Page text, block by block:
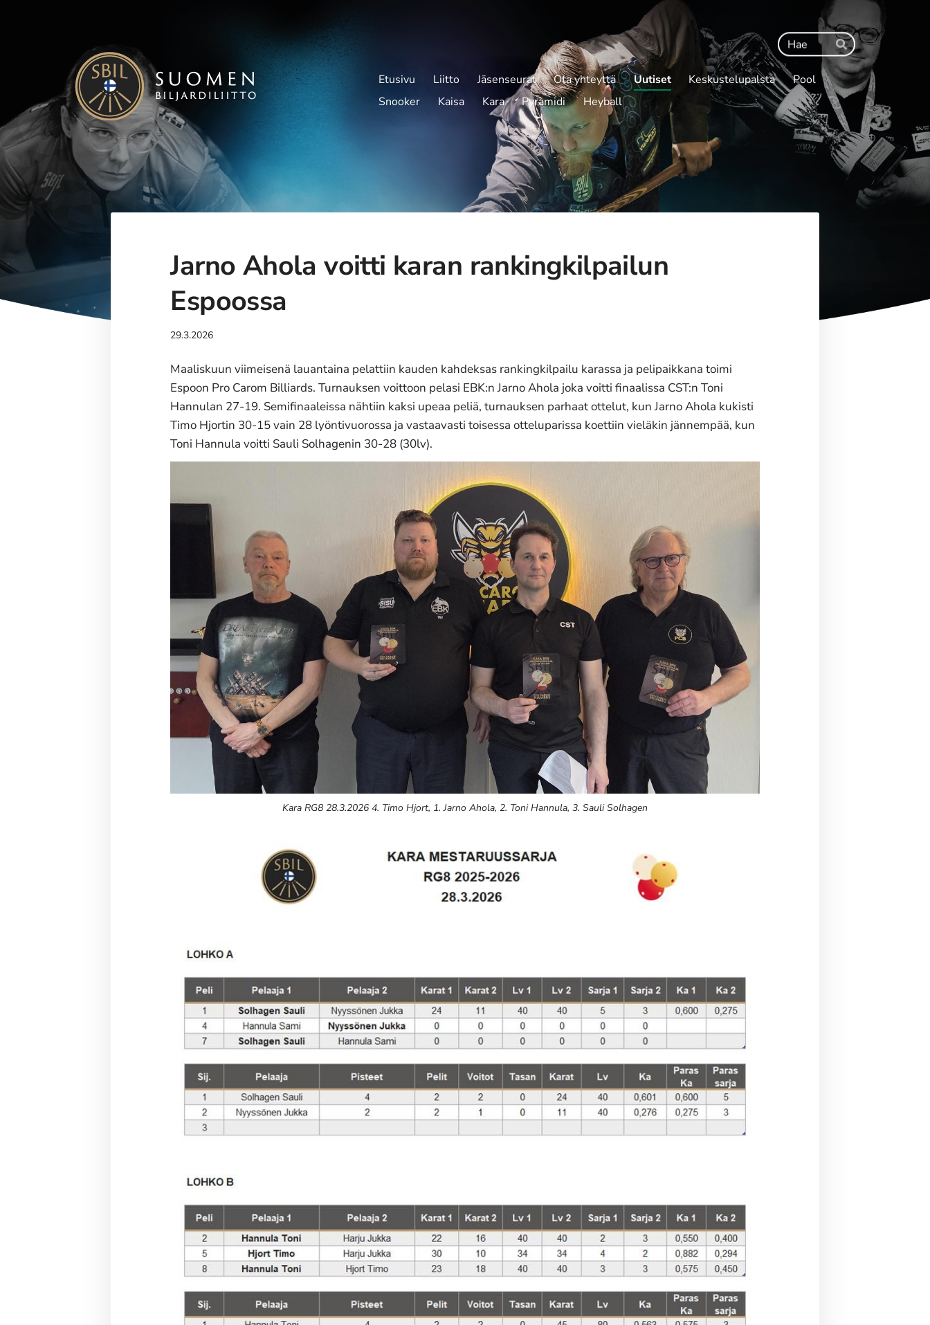
Haku
Hae
Suomen Biljardiliitto ry
Etusivu Liitto Jäsenseurat Ota yhteyttä Uutiset Keskustelupalsta
Pool
Snooker
Kaisa Kara Pyramidi Heyball
Jarno Ahola voitti karan rankingkilpailun
Espoossa
29.3.2026
Maaliskuun viimeisenä lauantaina pelattiin kauden kahdeksas rankingkilpailu karassa ja pelipaikkana toimi
Espoon Pro Carom Billiards. Turnauksen voittoon pelasi EBK:n Jarno Ahola joka voitti finaalissa CST:n Toni
Hannulan 27-19. Semifinaaleissa nähtiin kaksi upeaa peliä, turnauksen parhaat ottelut, kun Jarno Ahola kukisti
Timo Hjortin 30-15 vain 28 lyöntivuorossa ja vastaavasti toisessa otteluparissa koettiin vieläkin jännempää, kun
Toni Hannula voitti Sauli Solhagenin 30-28 (30lv).
Kara RG8 28.3.2026 4. Timo Hjort, 1. Jarno Ahola, 2. Toni Hannula, 3. Sauli Solhagen